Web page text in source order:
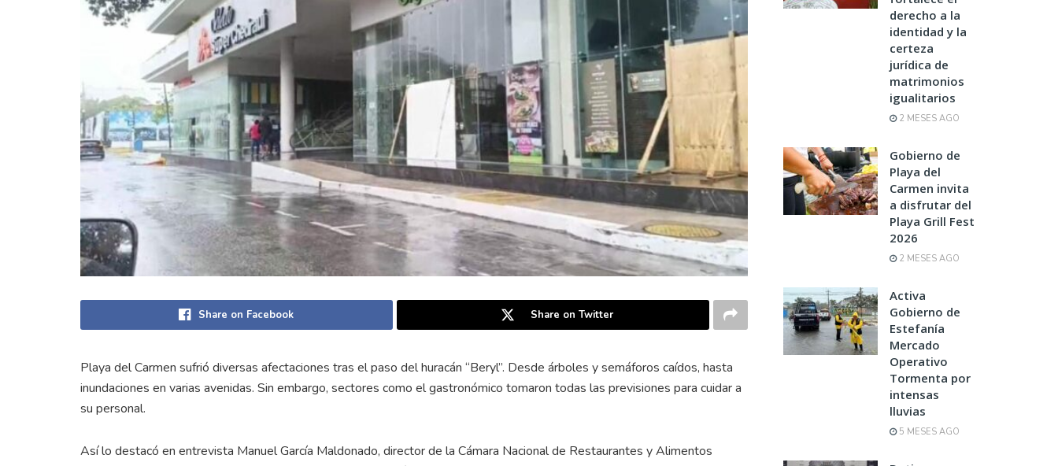
Share on Facebook Share on Twitter
Playa del Carmen sufrió diversas afectaciones tras el paso del huracán “Beryl”. Desde árboles y semáforos caídos, hasta
inundaciones en varias avenidas. Sin embargo, sectores como el gastronómico tomaron todas las previsiones para cuidar a
su personal.
Así lo destacó en entrevista Manuel García Maldonado, director de la Cámara Nacional de Restaurantes y Alimentos
derecho a la
identidad y la
certeza
jurídica de
matrimonios
igualitarios
2 MESES AGO
Gobierno de
Playa del
Carmen invita
a disfrutar del
Playa Grill Fest
2026
2 MESES AGO
Activa
Gobierno de
Estefanía
Mercado
Operativo
Tormenta por
intensas
lluvias
5 MESES AGO